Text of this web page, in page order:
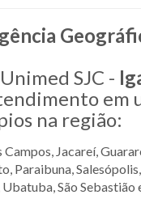
SJC -
em
na região:
Campos, Jacareí,
Paraibuna, Salesópolis,
São Sebastião